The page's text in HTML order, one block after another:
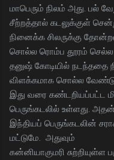
மாபெரும் நிலம் அது. பல்
சீற்றத்தால் கடலுக்குள்
நினைக்க சிலருக்கு
சொல்ல ரொம்ப தூரம்
தனுஷ் கோடியில் நடந்ததை
விளக்கமாக சொல்ல
இது வரை கண்டறியப்பட்ட
பெருங்கடலில் உள்ளது.
இந்தியப் பெருங்கடலின்
மட்டுமே. அதுவும்
கன்னியாகுமரி